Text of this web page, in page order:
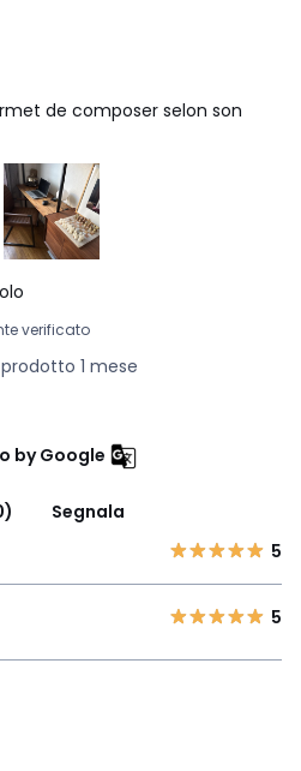
de composer selon son
verificato
1 mese
by Google
Segnala
5
5